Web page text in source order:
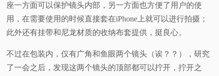
座一方面可以保护镜头内部，另一方面也方便了用户的使
用，在需要使用的时候直接套在iPhone上就可以进行拍摄；
此外还有挂带和尼龙材质的收纳布套提供，挺良心。
不过在包装内，仅有广角和鱼眼两个镜头（诶？？），研究
了一会之后，发现这两个镜头的顶部都可以拧开，拧开之